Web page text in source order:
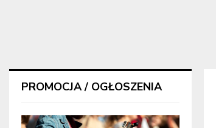
PROMOCJA / OGŁOSZENIA